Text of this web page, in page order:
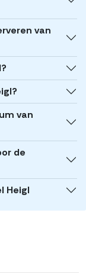
van
van
de
Heigl